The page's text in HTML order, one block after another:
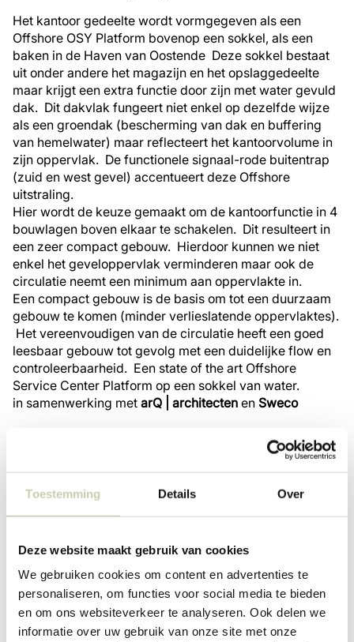
Toestemming Details Over
Deze website maakt gebruik van cookies
We gebruiken cookies om content en advertenties te
personaliseren, om functies voor social media te bieden
en om ons websiteverkeer te analyseren. Ook delen we
informatie over uw gebruik van onze site met onze
Het kantoor gedeelte wordt vormgegeven als een
Offshore OSY Platform bovenop een sokkel, als een
baken in de Haven van Oostende Deze sokkel bestaat
uit onder andere het magazijn en het opslaggedeelte
maar krijgt een extra functie door zijn met water gevuld
dak. Dit dakvlak fungeert niet enkel op dezelfde wijze
als een groendak (bescherming van dak en buffering
van hemelwater) maar reflecteert het kantoorvolume in
zijn oppervlak. De functionele signaal-rode buitentrap
(zuid en west gevel) accentueert deze Offshore
uitstraling.
Hier wordt de keuze gemaakt om de kantoorfunctie in 4
bouwlagen boven elkaar te schakelen. Dit resulteert in
een zeer compact gebouw. Hierdoor kunnen we niet
enkel het geveloppervlak verminderen maar ook de
circulatie neemt een minimum aan oppervlakte in.
Een compact gebouw is de basis om tot een duurzaam
gebouw te komen (minder verlieslatende oppervlaktes).
Het vereenvoudigen van de circulatie heeft een goed
leesbaar gebouw tot gevolg met een duidelijke flow en
controleerbaarheid. Een state of the art Offshore
Service Center Platform op een sokkel van water.
in samenwerking met arQ | architecten en Sweco